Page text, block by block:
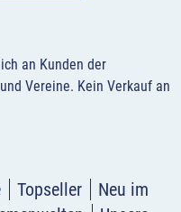
an Kunden der
Vereine. Kein Verkauf an
Topseller
Neu im